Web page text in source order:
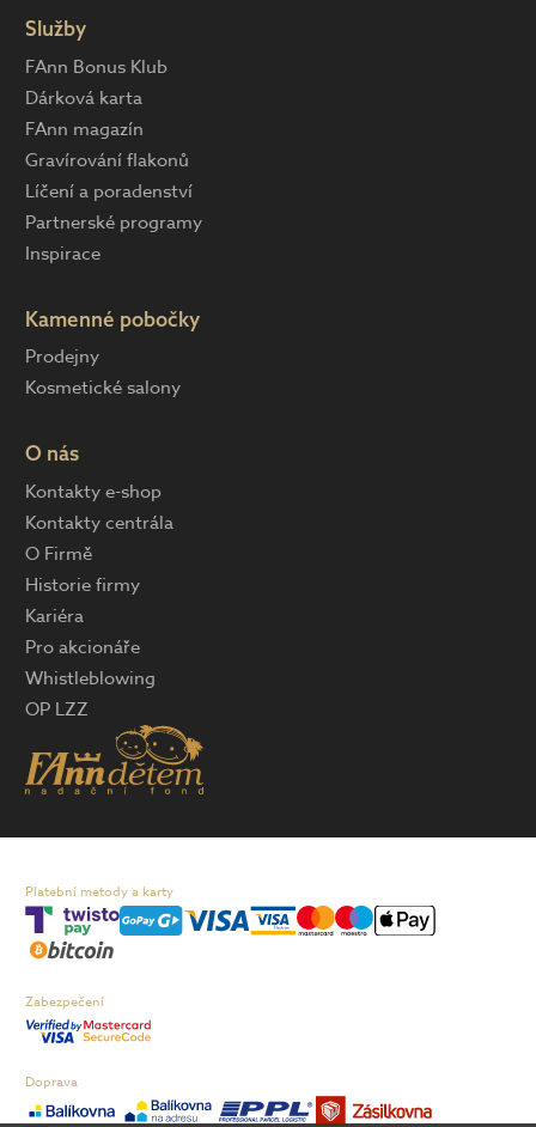
Služby
FAnn Bonus Klub
Dárková karta
FAnn magazín
Gravírování flakonů
Líčení a poradenství
Partnerské programy
Inspirace
Kamenné pobočky
Prodejny
Kosmetické salony
O nás
Kontakty e-shop
Kontakty centrála
O Firmě
Historie firmy
Kariéra
Pro akcionáře
Whistleblowing
OP LZZ
Platební metody a karty
Zabezpečení
Doprava